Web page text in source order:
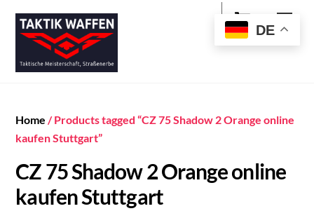
content
Cart
Home / Products tagged “CZ 75 Shadow 2 Orange online
kaufen Stuttgart”
CZ 75 Shadow 2 Orange online
kaufen Stuttgart
DE